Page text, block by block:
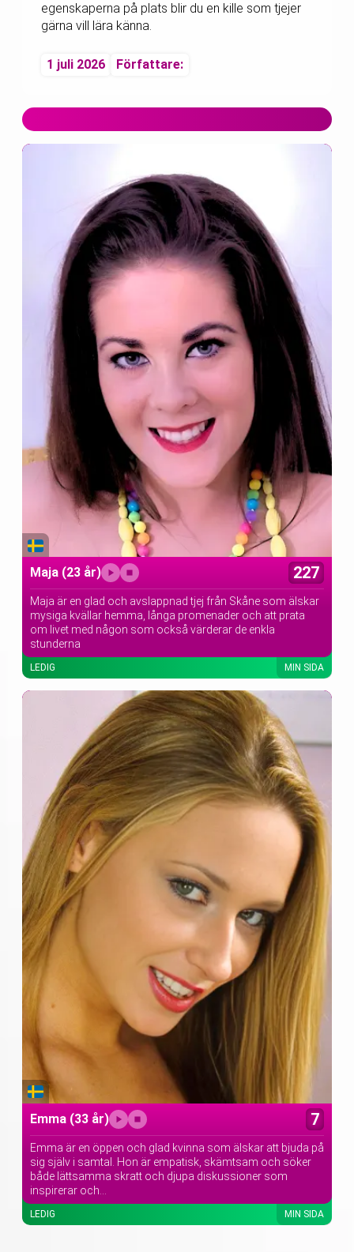
egenskaperna på plats blir du en kille som tjejer
gärna vill lära känna.
1 juli 2026 Författare:
Maja (23 år) 227
Maja är en glad och avslappnad tjej från Skåne som älskar
mysiga kvällar hemma, långa promenader och att prata
om livet med någon som också värderar de enkla
stunderna
LEDIG MIN SIDA
Emma (33 år) 7
Emma är en öppen och glad kvinna som älskar att bjuda på
sig själv i samtal. Hon är empatisk, skämtsam och söker
både lättsamma skratt och djupa diskussioner som
inspirerar och...
LEDIG MIN SIDA